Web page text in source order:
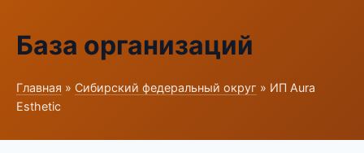
База организаций
Главная » Сибирский федеральный округ » ИП Aura
Esthetic